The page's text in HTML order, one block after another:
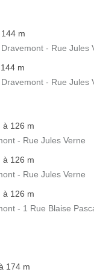
m
- Rue Jules
m
- Rue Jules
à 126 m
- Rue Jules Verne
à 126 m
- Rue Jules Verne
à 126 m
- 1 Rue Blaise
174 m